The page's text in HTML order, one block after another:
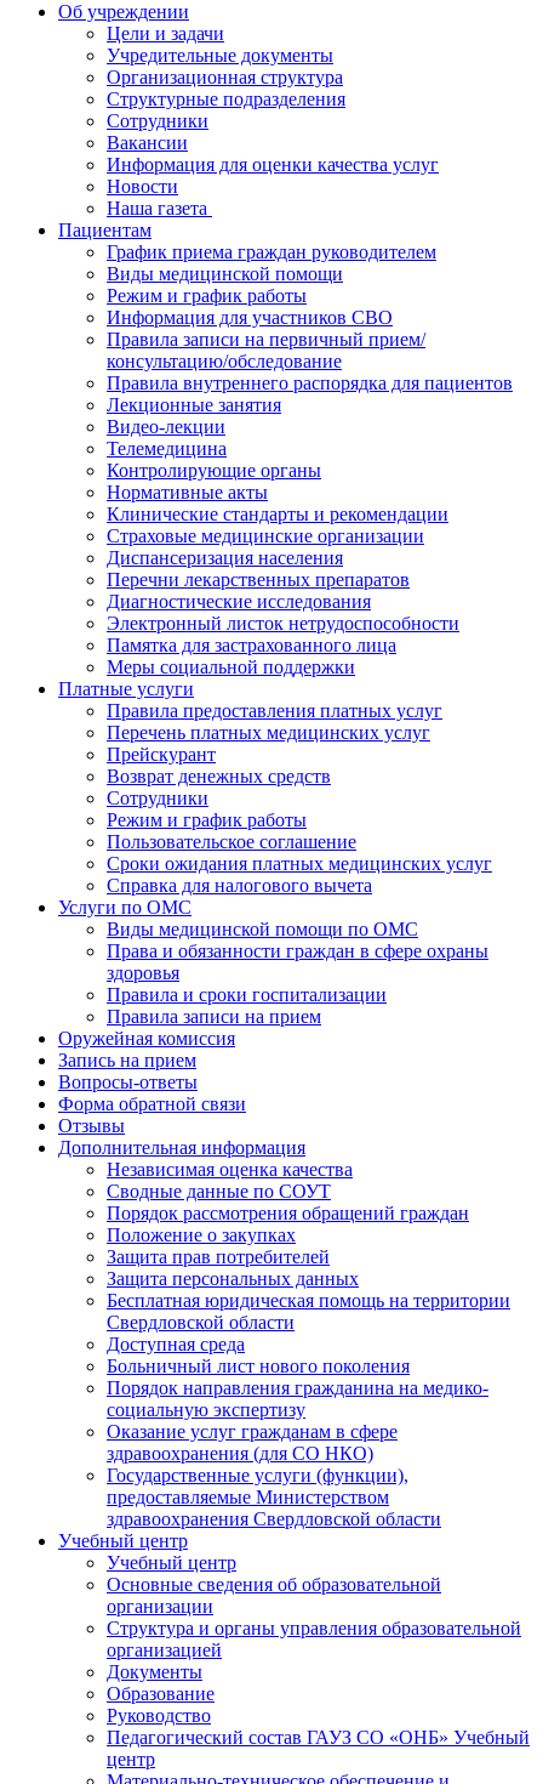
Об учреждении
Цели и задачи
Учредительные документы
Организационная структура
Структурные подразделения
Сотрудники
Вакансии
Информация для оценки качества услуг
Новости
​​Наша газета
Пациентам
График приема граждан руководителем
Виды медицинской помощи
Режим и график работы
Информация для участников СВО
Правила записи на первичный прием/
консультацию/обследование
Правила внутреннего распорядка для пациентов
Лекционные занятия
Видео-лекции
Телемедицина
Контролирующие органы
Нормативные акты
Клинические стандарты и рекомендации
Страховые медицинские организации
Диспансеризация населения
Перечни лекарственных препаратов
Диагностические исследования
Электронный листок нетрудоспособности
Памятка для застрахованного лица
Меры социальной поддержки
Платные услуги
Правила предоставления платных услуг
Перечень платных медицинских услуг
Прейскурант
Возврат денежных средств
Сотрудники
Режим и график работы
Пользовательское соглашение
Сроки ожидания платных медицинских услуг
Справка для налогового вычета
Услуги по ОМС
Виды медицинской помощи по ОМС
Права и обязанности граждан в сфере охраны
здоровья
Правила и сроки госпитализации
Правила записи на прием
Оружейная комиссия
Запись на прием
Вопросы-ответы
Форма обратной связи
Отзывы
Дополнительная информация
Независимая оценка качества
Сводные данные по СОУТ
Порядок рассмотрения обращений граждан
Положение о закупках
Защита прав потребителей
Защита персональных данных
Бесплатная юридическая помощь на территории
Свердловской области
Доступная среда
Больничный лист нового поколения
Порядок направления гражданина на медико-
социальную экспертизу
Оказание услуг гражданам в сфере
здравоохранения (для СО НКО)
Государственные услуги (функции),
предоставляемые Министерством
здравоохранения Свердловской области
Учебный центр
Учебный центр
Основные сведения об образовательной
организации
Структура и органы управления образовательной
организацией
Документы
Образование
Руководство
Педагогический состав ГАУЗ СО «ОНБ» Учебный
центр